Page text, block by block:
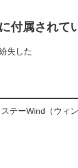
付属されて
失した
テーWind（ウィ